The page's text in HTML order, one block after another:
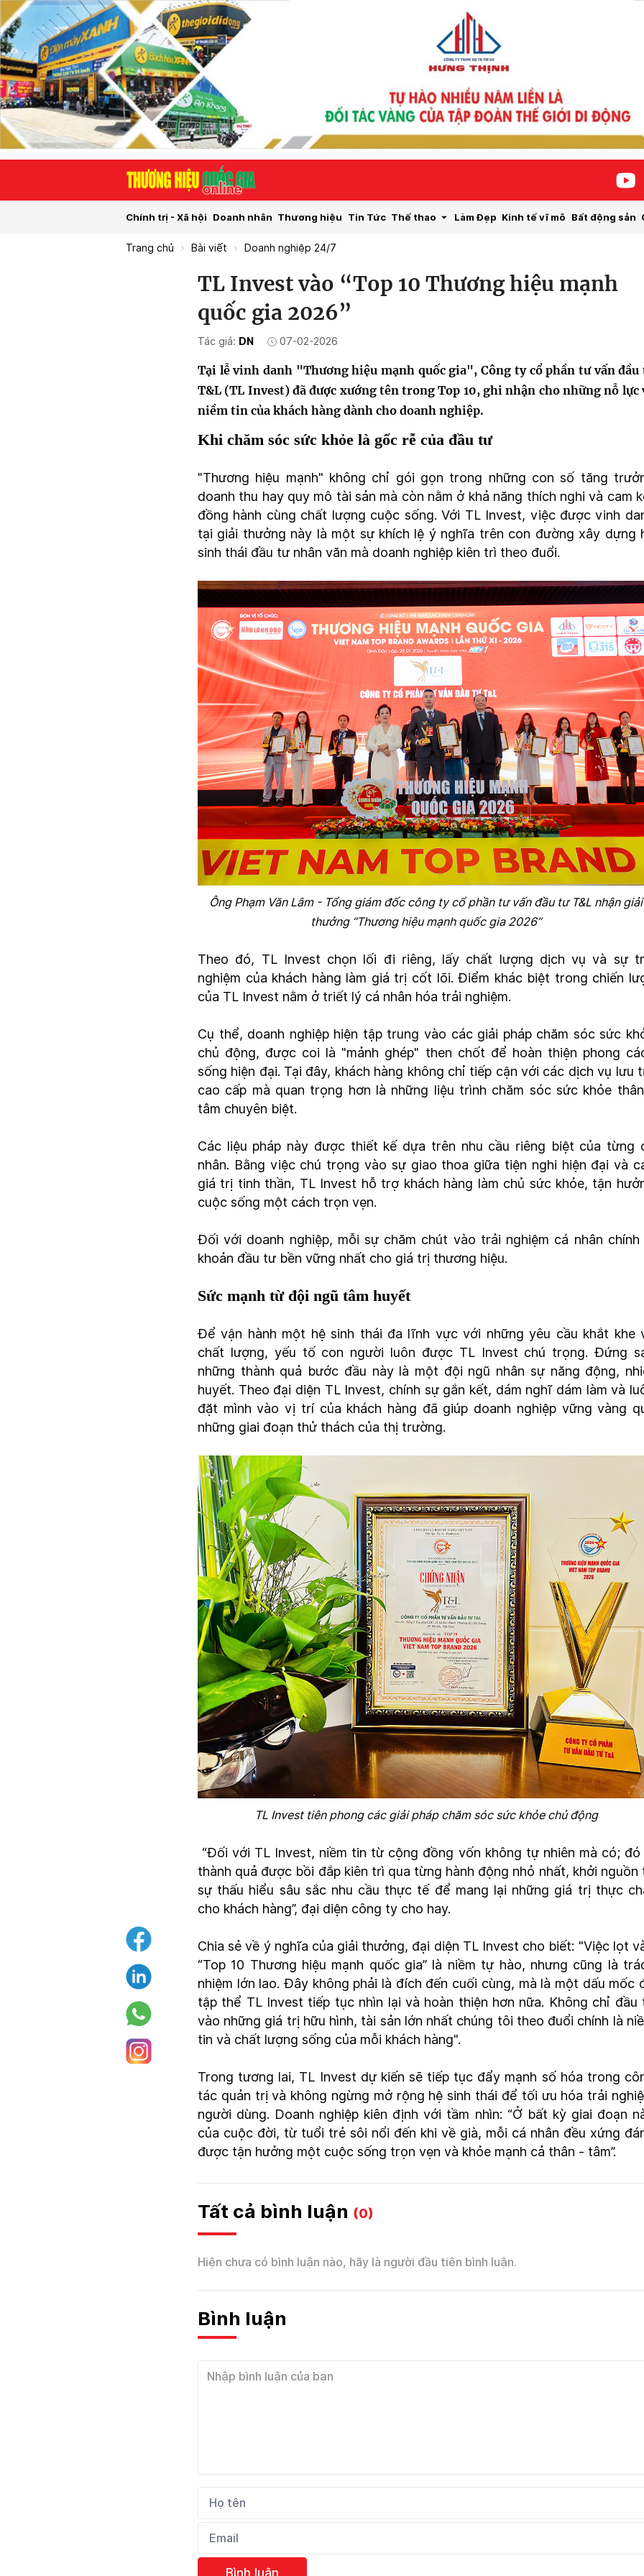
Chính trị - Xã hội Doanh nhân Thương hiệu Tin Tức Thế thao Làm Đẹp Kinh tế vĩ mô Bất động sản
Trang chủ Bài viết Doanh nghiệp 24/7
TL Invest vào “Top 10 Thương hiệu mạnh
quốc gia 2026”
Tác giả: DN 07-02-2026
Tại lễ vinh danh "Thương hiệu mạnh quốc gia", Công ty cổ phần tư vấn đầu
T&L (TL Invest) đã được xướng tên trong Top 10, ghi nhận cho những nỗ lực
niềm tin của khách hàng dành cho doanh nghiệp.
Khi chăm sóc sức khỏe là gốc rễ của đầu tư
"Thương hiệu mạnh" không chỉ gói gọn trong những con số tăng
doanh thu hay quy mô tài sản mà còn nằm ở khả năng thích nghi và cam
đồng hành cùng chất lượng cuộc sống. Với TL Invest, việc được vinh
tại giải thưởng này là một sự khích lệ ý nghĩa trên con đường xây dựng
sinh thái đầu tư nhân văn mà doanh nghiệp kiên trì theo đuổi.
Ông Phạm Văn Lâm - Tổng giám đốc công ty cổ phần tư vấn đầu tư T&L nhận giải
thưởng “Thương hiệu mạnh quốc gia 2026”
Theo đó, TL Invest chọn lối đi riêng, lấy chất lượng dịch vụ và sự
nghiệm của khách hàng làm giá trị cốt lõi. Điểm khác biệt trong chiến
của TL Invest nằm ở triết lý cá nhân hóa trải nghiệm.
Cụ thể, doanh nghiệp hiện tập trung vào các giải pháp chăm sóc sức
chủ động, được coi là "mảnh ghép" then chốt để hoàn thiện phong
sống hiện đại. Tại đây, khách hàng không chỉ tiếp cận với các dịch vụ lưu
cao cấp mà quan trọng hơn là những liệu trình chăm sóc sức khỏe
tâm chuyên biệt.
Các liệu pháp này được thiết kế dựa trên nhu cầu riêng biệt của từng
nhân. Bằng việc chú trọng vào sự giao thoa giữa tiện nghi hiện đại và
giá trị tinh thần, TL Invest hỗ trợ khách hàng làm chủ sức khỏe, tận
cuộc sống một cách trọn vẹn.
Đối với doanh nghiệp, mỗi sự chăm chút vào trải nghiệm cá nhân chính
khoản đầu tư bền vững nhất cho giá trị thương hiệu.
Sức mạnh từ đội ngũ tâm huyết
Để vận hành một hệ sinh thái đa lĩnh vực với những yêu cầu khắt khe
chất lượng, yếu tố con người luôn được TL Invest chú trọng. Đứng
những thành quả bước đầu này là một đội ngũ nhân sự năng động,
huyết. Theo đại diện TL Invest, chính sự gắn kết, dám nghĩ dám làm và
đặt mình vào vị trí của khách hàng đã giúp doanh nghiệp vững vàng
những giai đoạn thử thách của thị trường.
TL Invest tiên phong các giải pháp chăm sóc sức khỏe chủ động
“Đối với TL Invest, niềm tin từ cộng đồng vốn không tự nhiên mà có; đó
thành quả được bồi đắp kiên trì qua từng hành động nhỏ nhất, khởi nguồn
sự thấu hiểu sâu sắc nhu cầu thực tế để mang lại những giá trị thực
cho khách hàng”, đại diện công ty cho hay.
Chia sẻ về ý nghĩa của giải thưởng, đại diện TL Invest cho biết: "Việc lọt
“Top 10 Thương hiệu mạnh quốc gia” là niềm tự hào, nhưng cũng là
nhiệm lớn lao. Đây không phải là đích đến cuối cùng, mà là một dấu mốc
tập thể TL Invest tiếp tục nhìn lại và hoàn thiện hơn nữa. Không chỉ đầu
vào những giá trị hữu hình, tài sản lớn nhất chúng tôi theo đuổi chính là
tin và chất lượng sống của mỗi khách hàng".
Trong tương lai, TL Invest dự kiến sẽ tiếp tục đẩy mạnh số hóa trong
tác quản trị và không ngừng mở rộng hệ sinh thái để tối ưu hóa trải
người dùng. Doanh nghiệp kiên định với tầm nhìn: “Ở bất kỳ giai đoạn
của cuộc đời, từ tuổi trẻ sôi nổi đến khi về già, mỗi cá nhân đều xứng
được tận hưởng một cuộc sống trọn vẹn và khỏe mạnh cả thân - tâm”.
Tất cả bình luận (0)
Hiện chưa có bình luận nào, hãy là người đầu tiên bình luận.
Bình luận